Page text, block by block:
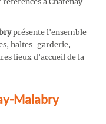
présente l'ensemble
haltes-garderie,
lieux d'accueil de la
Malabry